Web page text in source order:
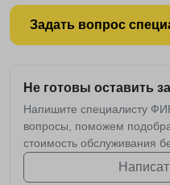
Задать вопрос
Не готовы оставить
Напишите специалисту
вопросы, поможем
стоимость обслуживания